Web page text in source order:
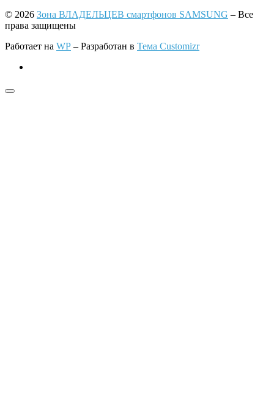
© 2026 Зона ВЛАДЕЛЬЦЕВ смартфонов SAMSUNG – Все
права защищены
Работает на WP – Разработан в Тема Customizr